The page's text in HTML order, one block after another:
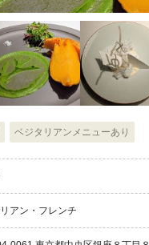
ベジタリアンメニューあり
アン・フレンチ